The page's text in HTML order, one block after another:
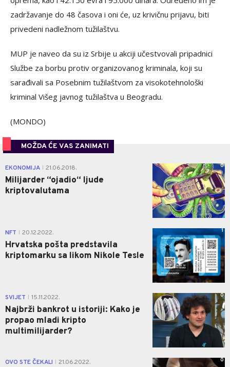
zadržavanje do 48 časova i oni će, uz krivičnu prijavu, biti
privedeni nadležnom tužilaštvu.
MUP je naveo da su iz Srbije u akciji učestvovali pripadnici
Službe za borbu protiv organizovanog kriminala, koji su
sarađivali sa Posebnim tužilaštvom za visokotehnološki
kriminal Višeg javnog tužilaštva u Beogradu.
(MONDO)
MOŽDA ĆE VAS ZANIMATI
EKONOMIJA 21.06.2018.
Milijarder “ojadio“ ljude
kriptovalutama
0
NFT 20.12.2022.
Hrvatska pošta predstavila
kriptomarku sa likom Nikole Tesle
1
SVIJET 15.11.2022.
Najbrži bankrot u istoriji: Kako je
propao mladi kripto
multimilijarder?
0
OVO STE ČEKALI 21.06.2022. 0